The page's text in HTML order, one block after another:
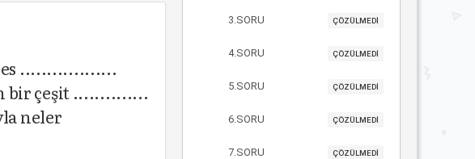
..................
bir çeşit ..............
neler
3.SORU ÇÖZÜLMEDİ
4.SORU ÇÖZÜLMEDİ
5.SORU ÇÖZÜLMEDİ
6.SORU ÇÖZÜLMEDİ
7.SORU ÇÖZÜLMEDİ